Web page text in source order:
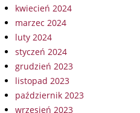
kwiecień 2024
marzec 2024
luty 2024
styczeń 2024
grudzień 2023
listopad 2023
październik 2023
wrzesień 2023